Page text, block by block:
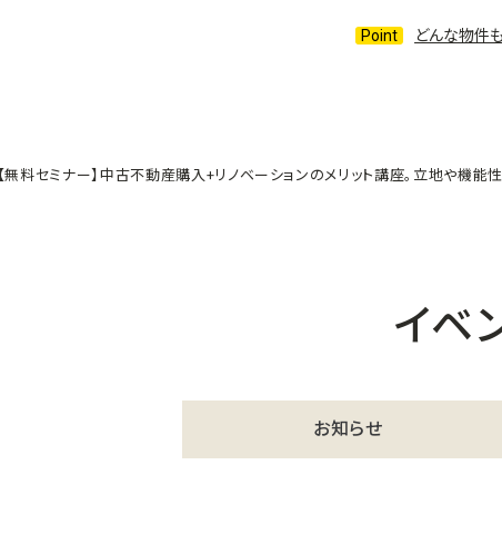
どんな物件
【無料セミナー】中古不動産購入+リノベーションのメリット講座。立地や機能
イベ
お知らせ